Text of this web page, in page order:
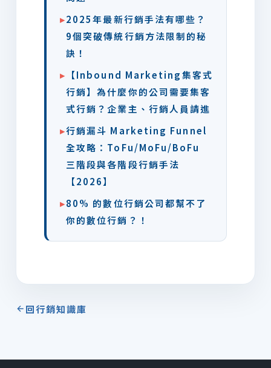
▸2025年最新行銷手法有哪些？
9個突破傳統行銷方法限制的秘
訣！
▸ 【Inbound Marketing集客式
行銷】為什麼你的公司需要集客
式行銷？企業主、行銷人員請進
▸行銷漏斗 Marketing Funnel
全攻略：ToFu/MoFu/BoFu
三階段與各階段行銷手法
【2026】
▸80% 的數位行銷公司都幫不了
你的數位行銷？！
回行銷知識庫